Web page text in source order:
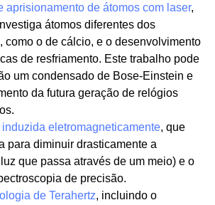
aprisionamento de átomos com laser,
átomos diferentes dos
como o de cálcio, e o desenvolvimento
de resfriamento. Este trabalho pode
um condensado de Bose-Einstein e
da futura geração de relógios
eletromagneticamente, que
para diminuir drasticamente a
que passa através de um meio) e o
de precisão.
de Terahertz, incluindo o